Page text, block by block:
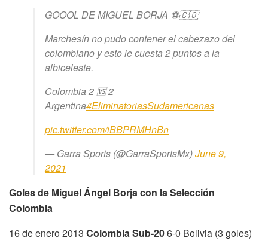
GOOOL DE MIGUEL BORJA ⚽️🇨🇴
Marchesín no pudo contener el cabezazo del
colombiano y esto le cuesta 2 puntos a la
albiceleste.
Colombia 2 🆚 2
Argentina#EliminatoriasSudamericanas
pic.twitter.com/iBBPRMHnBn
— Garra Sports (@GarraSportsMx)June 9,
2021
Goles de Miguel Ángel Borja con la Selección
Colombia
16 de enero 2013 Colombia Sub-206-0 Bolivia (3 goles)